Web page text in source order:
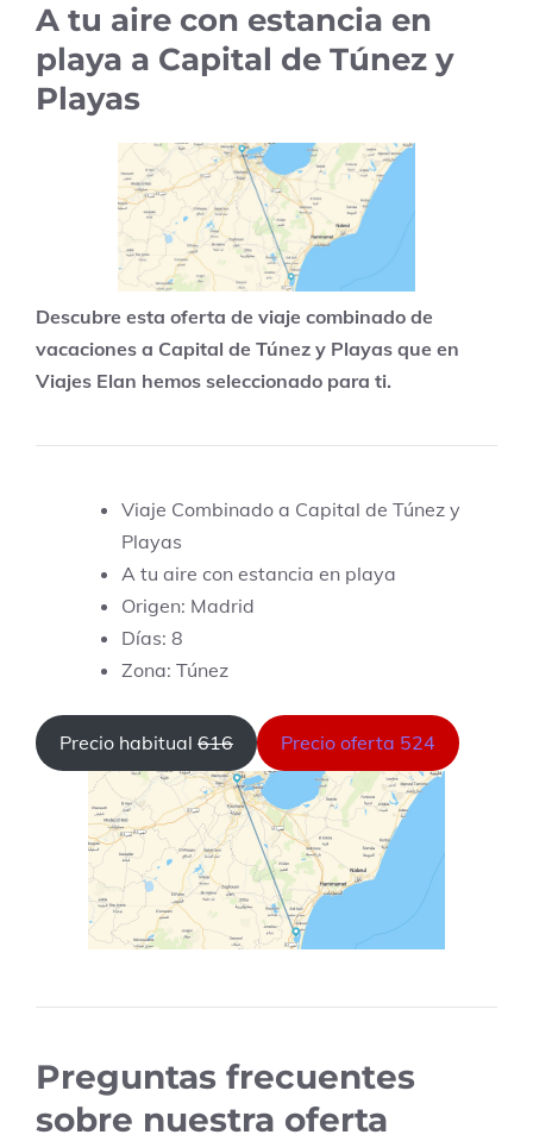
A tu aire con estancia en
playa a Capital de Túnez y
Playas
Descubre esta oferta de viaje combinado de
vacaciones a Capital de Túnez y Playas que en
Viajes Elan hemos seleccionado para ti.
Viaje Combinado a Capital de Túnez y
Playas
A tu aire con estancia en playa
Origen: Madrid
Días: 8
Zona: Túnez
Precio habitual 616 Precio oferta 524
Preguntas frecuentes
sobre nuestra oferta